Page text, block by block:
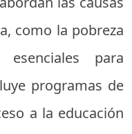
como la pobreza
para
programas de
a la educación